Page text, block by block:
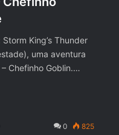
King’s Thunder
uma aventura
Chefinho Goblin.…
0 825